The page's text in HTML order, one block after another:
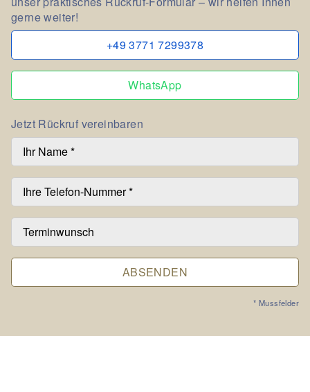
gerne weiter!
+49 3771 7299378
WhatsApp
Jetzt Rückruf vereinbaren
ABSENDEN
* Mussfelder